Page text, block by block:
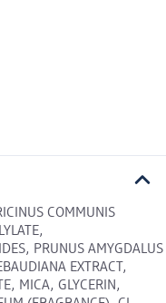
COMMUNIS
PRUNUS AMYGDALUS
EXTRACT,
MICA, GLYCERIN,